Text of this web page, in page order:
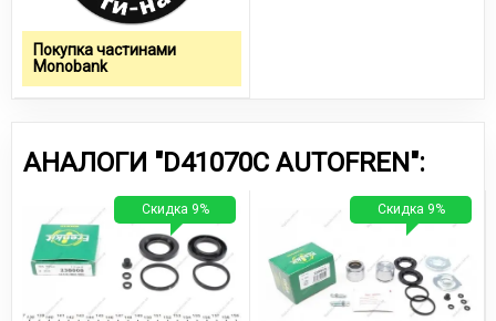
Покупка частинами
Monobank
АНАЛОГИ "D41070C AUTOFREN":
Скидка 9% Скидка 9%